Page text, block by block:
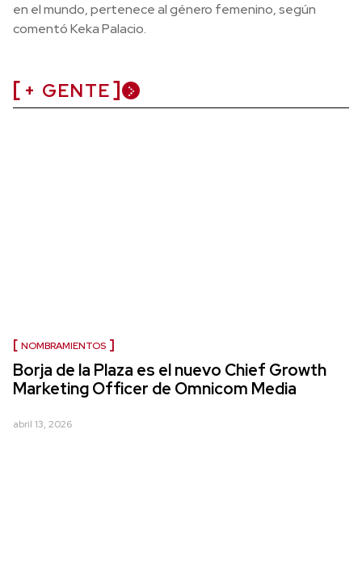
en el mundo, pertenece al género femenino, según
comentó Keka Palacio.
+ GENTE
NOMBRAMIENTOS
Borja de la Plaza es el nuevo Chief Growth
Marketing Officer de Omnicom Media
abril 13, 2026